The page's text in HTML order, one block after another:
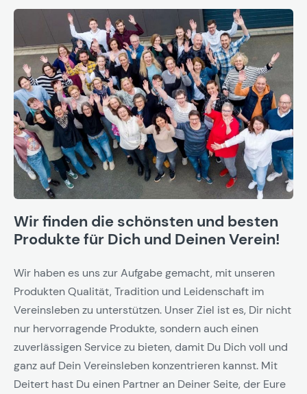
Wir finden die schönsten und besten
Produkte für Dich und Deinen Verein!
Wir haben es uns zur Aufgabe gemacht, mit unseren
Produkten Qualität, Tradition und Leidenschaft im
Vereinsleben zu unterstützen. Unser Ziel ist es, Dir nicht
nur hervorragende Produkte, sondern auch einen
zuverlässigen Service zu bieten, damit Du Dich voll und
ganz auf Dein Vereinsleben konzentrieren kannst. Mit
Deitert hast Du einen Partner an Deiner Seite, der Eure